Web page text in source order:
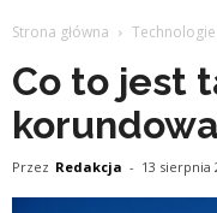
Strona główna Technologie
Co to jest
Przez Redakcja - 13 sierpnia